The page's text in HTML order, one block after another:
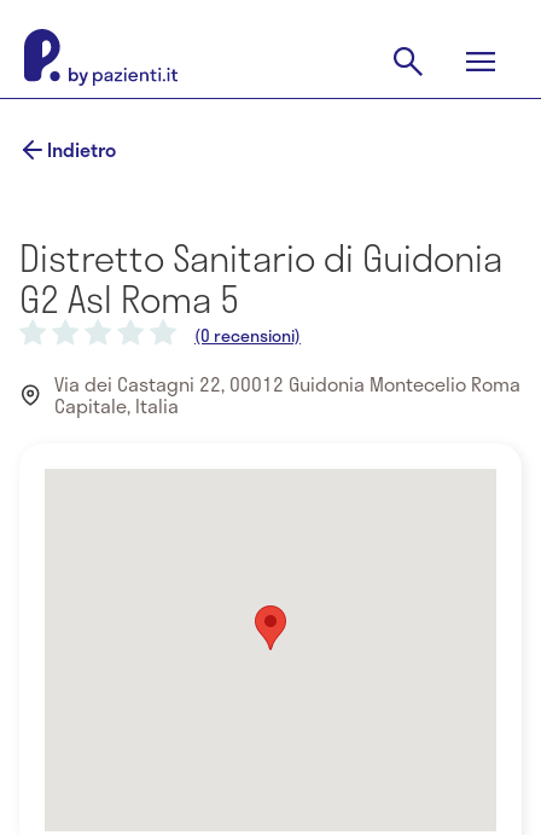
Indietro
Distretto Sanitario di Guidonia
G2 Asl Roma 5
(0 recensioni)
Via dei Castagni 22, 00012 Guidonia Montecelio Roma
Capitale, Italia